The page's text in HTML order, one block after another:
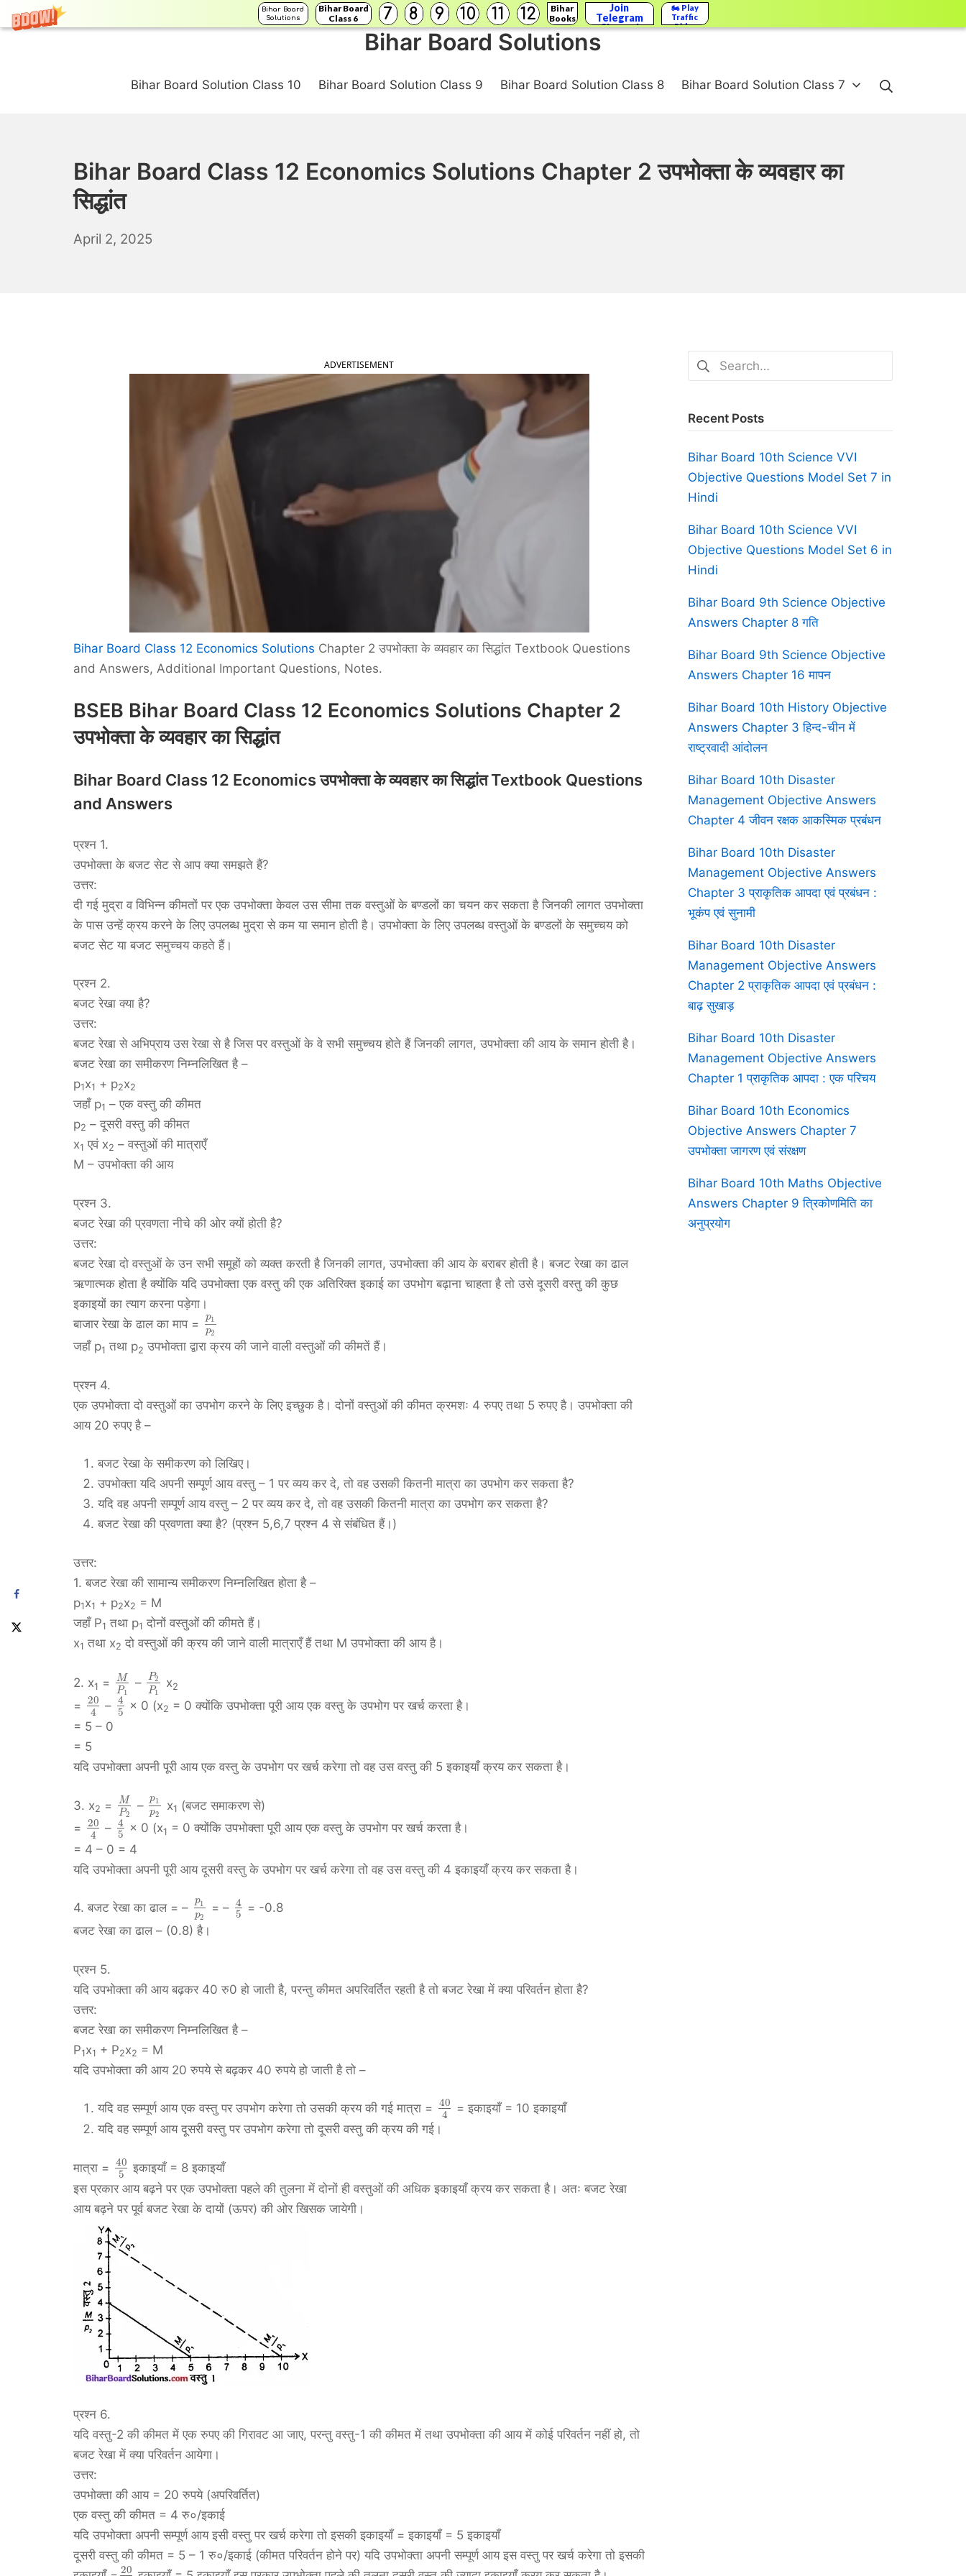
Bihar Board
Solutions
Bihar Board
Class 6
7 8 9 10 11 12
Bihar
Books
Join
Telegram
Channel
🏍️ Play
Traffic
Rider
Bihar Board Solutions
Bihar Board Solution Class 10 Bihar Board Solution Class 9 Bihar Board Solution Class 8 Bihar Board Solution Class 7
Bihar Board Class 12 Economics Solutions Chapter 2 उपभोक्ता के व्यवहार का
सिद्धांत
April 2, 2025
ADVERTISEMENT
Bihar Board Class 12 Economics Solutions Chapter 2 उपभोक्ता के व्यवहार का सिद्धांत Textbook Questions
and Answers, Additional Important Questions, Notes.
BSEB Bihar Board Class 12 Economics Solutions Chapter 2
उपभोक्ता के व्यवहार का सिद्धांत
Bihar Board Class 12 Economics उपभोक्ता के व्यवहार का सिद्धांत Textbook Questions
and Answers
प्रश्न 1.
उपभोक्ता के बजट सेट से आप क्या समझते हैं?
उत्तर:
दी गई मुद्रा व विभिन्न कीमतों पर एक उपभोक्ता केवल उस सीमा तक वस्तुओं के बण्डलों का चयन कर सकता है जिनकी लागत उपभोक्ता
के पास उन्हें क्रय करने के लिए उपलब्ध मुद्रा से कम या समान होती है। उपभोक्ता के लिए उपलब्ध वस्तुओं के बण्डलों के समुच्चय को
बजट सेट या बजट समुच्चय कहते हैं।
प्रश्न 2.
बजट रेखा क्या है?
उत्तर:
बजट रेखा से अभिप्राय उस रेखा से है जिस पर वस्तुओं के वे सभी समुच्चय होते हैं जिनकी लागत, उपभोक्ता की आय के समान होती है।
बजट रेखा का समीकरण निम्नलिखित है –
p1x1 + p2x2
जहाँ p1 – एक वस्तु की कीमत
p2 – दूसरी वस्तु की कीमत
x1 एवं x2 – वस्तुओं की मात्राएँ
M – उपभोक्ता की आय
प्रश्न 3.
बजट रेखा की प्रवणता नीचे की ओर क्यों होती है?
उत्तर:
बजट रेखा दो वस्तुओं के उन सभी समूहों को व्यक्त करती है जिनकी लागत, उपभोक्ता की आय के बराबर होती है। बजट रेखा का ढाल
ऋणात्मक होता है क्योंकि यदि उपभोक्ता एक वस्तु की एक अतिरिक्त इकाई का उपभोग बढ़ाना चाहता है तो उसे दूसरी वस्तु की कुछ
इकाइयों का त्याग करना पड़ेगा।
बाजार रेखा के ढाल का माप =
p1
p2
जहाँ p1 तथा p2 उपभोक्ता द्वारा क्रय की जाने वाली वस्तुओं की कीमतें हैं।
प्रश्न 4.
एक उपभोक्ता दो वस्तुओं का उपभोग करने के लिए इच्छुक है। दोनों वस्तुओं की कीमत क्रमशः 4 रुपए तथा 5 रुपए है। उपभोक्ता की
आय 20 रुपए है –
बजट रेखा के समीकरण को लिखिए।
उपभोक्ता यदि अपनी सम्पूर्ण आय वस्तु – 1 पर व्यय कर दे, तो वह उसकी कितनी मात्रा का उपभोग कर सकता है?
यदि वह अपनी सम्पूर्ण आय वस्तु – 2 पर व्यय कर दे, तो वह उसकी कितनी मात्रा का उपभोग कर सकता है?
बजट रेखा की प्रवणता क्या है? (प्रश्न 5,6,7 प्रश्न 4 से संबंधित हैं।)
उत्तर:
1. बजट रेखा की सामान्य समीकरण निम्नलिखित होता है –
p1x1 + p2x2 = M
जहाँ P1 तथा p1 दोनों वस्तुओं की कीमते हैं।
x1 तथा x2 दो वस्तुओं की क्रय की जाने वाली मात्राएँ हैं तथा M उपभोक्ता की आय है।
2. x1 =
M
P1
– P2
P1
x2
= 20
4
– 4
5
× 0 (x2 = 0 क्योंकि उपभोक्ता पूरी आय एक वस्तु के उपभोग पर खर्च करता है।
= 5 – 0
= 5
यदि उपभोक्ता अपनी पूरी आय एक वस्तु के उपभोग पर खर्च करेगा तो वह उस वस्तु की 5 इकाइयाँ क्रय कर सकता है।
3. x2 =
M
P2
– p1
p2
x1 (बजट समाकरण से)
= 20
4
– 4
5
× 0 (x1 = 0 क्योंकि उपभोक्ता पूरी आय एक वस्तु के उपभोग पर खर्च करता है।
= 4 – 0 = 4
यदि उपभोक्ता अपनी पूरी आय दूसरी वस्तु के उपभोग पर खर्च करेगा तो वह उस वस्तु की 4 इकाइयाँ क्रय कर सकता है।
4. बजट रेखा का ढाल = – p1
p2
= – 4
5
= -0.8
बजट रेखा का ढाल – (0.8) है।
प्रश्न 5.
यदि उपभोक्ता की आय बढ़कर 40 रु0 हो जाती है, परन्तु कीमत अपरिवर्तित रहती है तो बजट रेखा में क्या परिवर्तन होता है?
उत्तर:
बजट रेखा का समीकरण निम्नलिखित है –
P1x1 + P2x2 = M
यदि उपभोक्ता की आय 20 रुपये से बढ़कर 40 रुपये हो जाती है तो –
यदि वह सम्पूर्ण आय एक वस्तु पर उपभोग करेगा तो उसकी क्रय की गई मात्रा = 40
4
= इकाइयाँ = 10 इकाइयाँ
यदि वह सम्पूर्ण आय दूसरी वस्तु पर उपभोग करेगा तो दूसरी वस्तु की क्रय की गई।
मात्रा = 40
5
इकाइयाँ = 8 इकाइयाँ
इस प्रकार आय बढ़ने पर एक उपभोक्ता पहले की तुलना में दोनों ही वस्तुओं की अधिक इकाइयाँ क्रय कर सकता है। अतः बजट रेखा
आय बढ़ने पर पूर्व बजट रेखा के दायों (ऊपर) की ओर खिसक जायेगी।
प्रश्न 6.
यदि वस्तु-2 की कीमत में एक रुपए की गिरावट आ जाए, परन्तु वस्तु-1 की कीमत में तथा उपभोक्ता की आय में कोई परिवर्तन नहीं हो, तो
बजट रेखा में क्या परिवर्तन आयेगा।
उत्तर:
उपभोक्ता की आय = 20 रुपये (अपरिवर्तित)
एक वस्तु की कीमत = 4 रु०/इकाई
यदि उपभोक्ता अपनी सम्पूर्ण आय इसी वस्तु पर खर्च करेगा तो इसकी इकाइयाँ = इकाइयाँ = 5 इकाइयाँ
दूसरी वस्तु की कीमत = 5 – 1 रु०/इकाई (कीमत परिवर्तन होने पर) यदि उपभोक्ता अपनी सम्पूर्ण आय इस वस्तु पर खर्च करेगा तो इसकी
20
Search
for:
Recent Posts
Bihar Board 10th Science VVI
Objective Questions Model Set 7 in
Hindi
Bihar Board 10th Science VVI
Objective Questions Model Set 6 in
Hindi
Bihar Board 9th Science Objective
Answers Chapter 8 गति
Bihar Board 9th Science Objective
Answers Chapter 16 मापन
Bihar Board 10th History Objective
Answers Chapter 3 हिन्द-चीन में
राष्ट्रवादी आंदोलन
Bihar Board 10th Disaster
Management Objective Answers
Chapter 4 जीवन रक्षक आकस्मिक प्रबंधन
Bihar Board 10th Disaster
Management Objective Answers
Chapter 3 प्राकृतिक आपदा एवं प्रबंधन :
भूकंप एवं सुनामी
Bihar Board 10th Disaster
Management Objective Answers
Chapter 2 प्राकृतिक आपदा एवं प्रबंधन :
बाढ़ सुखाड़
Bihar Board 10th Disaster
Management Objective Answers
Chapter 1 प्राकृतिक आपदा : एक परिचय
Bihar Board 10th Economics
Objective Answers Chapter 7
उपभोक्ता जागरण एवं संरक्षण
Bihar Board 10th Maths Objective
Answers Chapter 9 त्रिकोणमिति का
अनुप्रयोग